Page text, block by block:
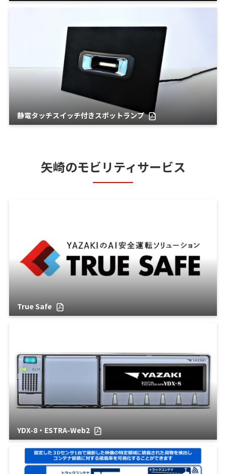
静電タッチスイッチ付きスポットランプ
矢崎のモビリティサービス
True Safe
YDX-8・ESTRA-Web2